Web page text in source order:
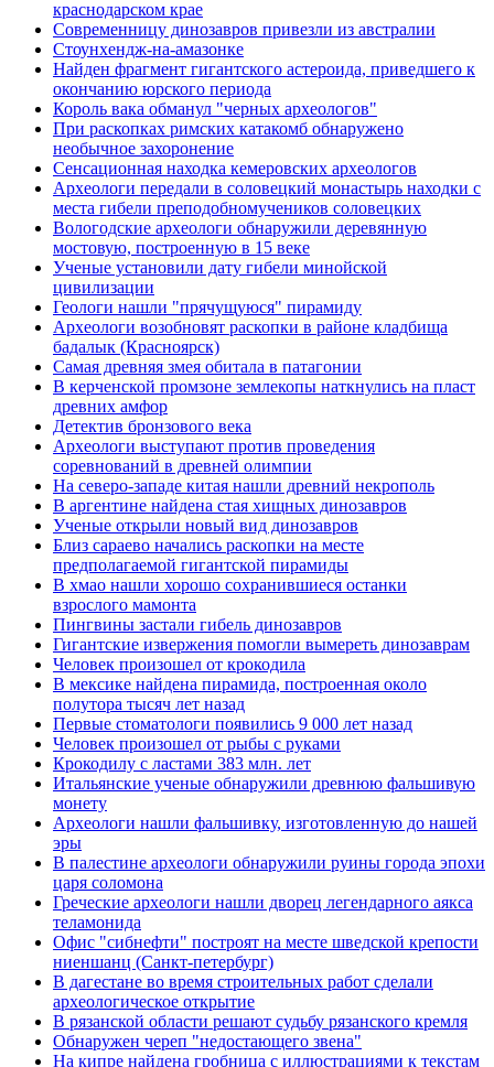
краснодарском крае
Современницу динозавров привезли из австралии
Стоунхендж-на-амазонке
Найден фрагмент гигантского астероида, приведшего к
окончанию юрского периода
Король вака обманул "черных археологов"
При раскопках римских катакомб обнаружено
необычное захоронение
Сенсационная находка кемеровских археологов
Археологи передали в соловецкий монастырь находки с
места гибели преподобномучеников соловецких
Вологодские археологи обнаружили деревянную
мостовую, построенную в 15 веке
Ученые установили дату гибели минойской
цивилизации
Геологи нашли "прячущуюся" пирамиду
Археологи возобновят раскопки в районе кладбища
бадалык (Красноярск)
Самая древняя змея обитала в патагонии
В керченской промзоне землекопы наткнулись на пласт
древних амфор
Детектив бронзового века
Археологи выступают против проведения
соревнований в древней олимпии
На северо-западе китая нашли древний некрополь
В аргентине найдена стая хищных динозавров
Ученые открыли новый вид динозавров
Близ сараево начались раскопки на месте
предполагаемой гигантской пирамиды
В хмао нашли хорошо сохранившиеся останки
взрослого мамонта
Пингвины застали гибель динозавров
Гигантские извержения помогли вымереть динозаврам
Человек произошел от крокодила
В мексике найдена пирамида, построенная около
полутора тысяч лет назад
Первые стоматологи появились 9 000 лет назад
Человек произошел от рыбы с руками
Крокодилу с ластами 383 млн. лет
Итальянские ученые обнаружили древнюю фальшивую
монету
Археологи нашли фальшивку, изготовленную до нашей
эры
В палестине археологи обнаружили руины города эпохи
царя соломона
Греческие археологи нашли дворец легендарного аякса
теламонида
Офис "сибнефти" построят на месте шведской крепости
ниеншанц (Санкт-петербург)
В дагестане во время строительных работ сделали
археологическое открытие
В рязанской области решают судьбу рязанского кремля
Обнаружен череп "недостающего звена"
На кипре найдена гробница с иллюстрациями к текстам